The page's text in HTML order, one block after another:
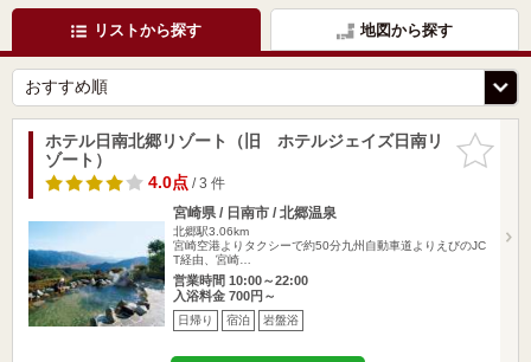
リストから探す 地図から探す
お気に入
りに追加
ホテル日南北郷リゾート（旧 ホテルジェイズ日南リ
ゾート）
4.0点/ 3 件
宮崎県 / 日南市 / 北郷温泉
北郷駅3.06km
宮崎空港よりタクシーで約50分九州自動車道よりえびのJC
T経由、宮崎…
営業時間 10:00～22:00
入浴料金 700円～
日帰り 宿泊 岩盤浴